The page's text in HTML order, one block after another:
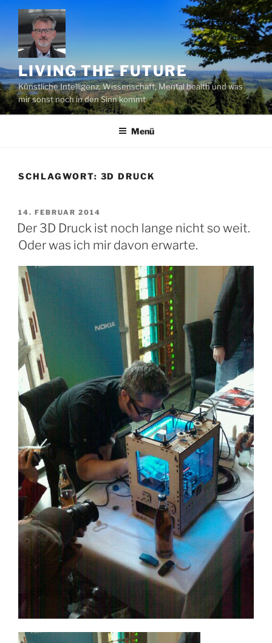
Zum
Inhalt
springen
LIVING THE FUTURE
Künstliche Intelligenz, Wissenschaft, Mental health und was
mir sonst noch in den Sinn kommt
Menü
SCHLAGWORT: 3D DRUCK
VERÖFFENTLICHT
AM
14. FEBRUAR 2014
Der 3D Druck ist noch lange nicht so weit.
Oder was ich mir davon erwarte.